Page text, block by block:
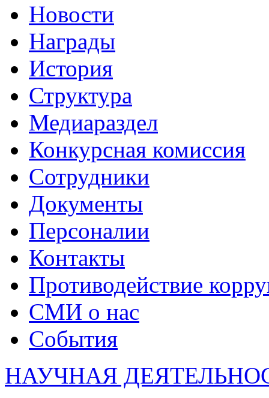
Новости
Награды
История
Структура
Медиараздел
Конкурсная комиссия
Сотрудники
Документы
Персоналии
Контакты
Противодействие
СМИ о нас
События
НАУЧНАЯ